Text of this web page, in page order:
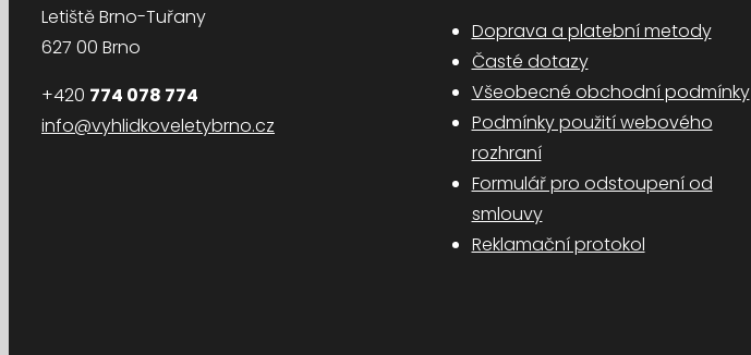
Letiště Brno-Tuřany
627 00 Brno
+420 774 078 774
info@vyhlidkoveletybrno.cz
Doprava a platební metody
Časté dotazy
Všeobecné obchodní podmínky
Podmínky použití webového
rozhraní
Formulář pro odstoupení od
smlouvy
Reklamační protokol